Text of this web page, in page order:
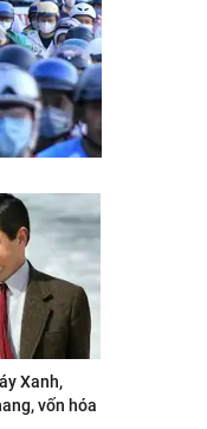
Xanh,
vốn hóa